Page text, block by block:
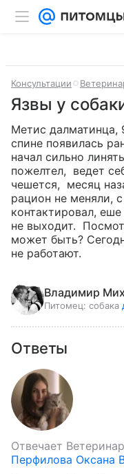
Консультации
Язвы у
Метис далматинца,
спине появилась
начал сильно
пожелтел,  ведет
чешется,  месяц
рацион не меняли,
контактировал,
не выходит.
может быть?
не работают.
Владимир
Питомец: собака
Ответы
Отвечает
Перфилова Оксана